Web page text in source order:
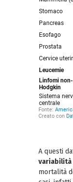
A questi
variabilità
mortalità